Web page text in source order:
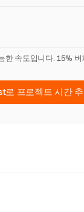
한 속도입니다. 15%
로 프로젝트 시간